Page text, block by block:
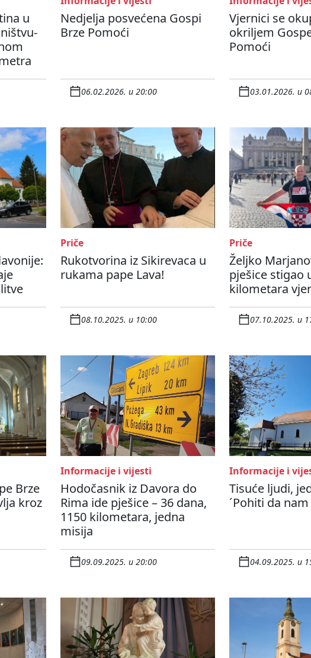
u
Nedjelja posvećena Gospi
Brze Pomoći
06.02.2026. u 20:00
Vjernici se
okriljem
Pomoći
03.01.2026. u
Priče
Rukotvorina iz Sikirevaca u
rukama pape Lava!
08.10.2025. u 10:00
Priče
Željko
pješice stigao
kilometara
07.10.2025. u
Brze
kroz
Informacije i vijesti
Hodočasnik iz Davora do
Rima ide pješice – 36 dana,
1150 kilometara, jedna
misija
09.09.2025. u 20:00
Informacije i
Tisuće ljudi,
´Pohiti da
04.09.2025. u